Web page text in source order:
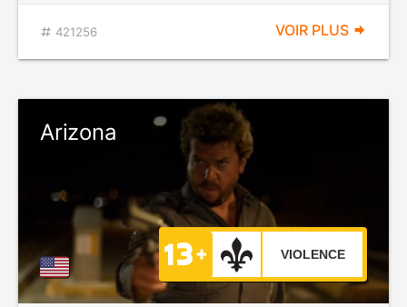
421256 VOIR PLUS
Arizona
VIOLENCE